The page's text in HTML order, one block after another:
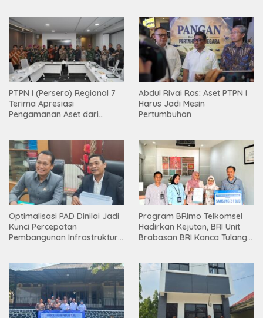
PTPN I (Persero) Regional 7
Terima Apresiasi
Pengamanan Aset dari
Abdul Rivai Ras: Aset PTPN I
Harus Jadi Mesin
Pertumbuhan
Optimalisasi PAD Dinilai Jadi
Kunci Percepatan
Pembangunan Infrastruktur
Program BRImo Telkomsel
Hadirkan Kejutan, BRI Unit
Brabasan BRI Kanca Tulang
Mesuji